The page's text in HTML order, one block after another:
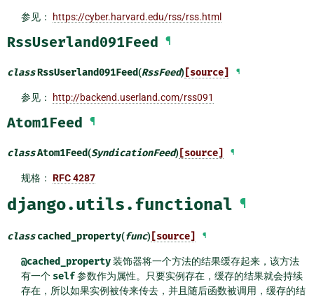
参见： https://cyber.harvard.edu/rss/rss.html
RssUserland091Feed ¶
classRssUserland091Feed(RssFeed) [source] ¶
参见： http://backend.userland.com/rss091
Atom1Feed ¶
classAtom1Feed(SyndicationFeed) [source] ¶
规格： RFC 4287
django.utils.functional ¶
class cached_property(func) [source] ¶
@cached_property装饰器将一个方法的结果缓存起来，该方法
有一个 self参数作为属性。只要实例存在，缓存的结果就会持续
存在，所以如果实例被传来传去，并且随后函数被调用，缓存的结